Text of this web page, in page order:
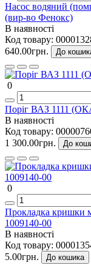
Насос водяний
(вир-во Фенокс)
В наявності
Код товару:
640.00грн.
До
0
Поріг ВАЗ 1111
В наявності
Код товару:
1 300.00грн.
До
0
Прокладка кришки
1009140-00
В наявності
Код товару:
5.00грн.
До кошика